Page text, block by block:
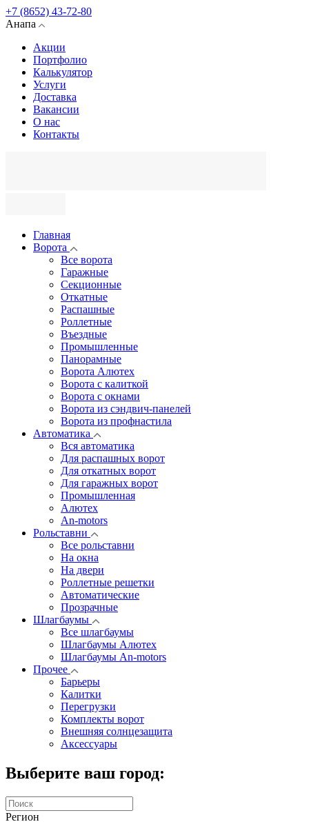
+7 (8652) 43-72-80
Анапа
Акции
Портфолио
Калькулятор
Услуги
Доставка
Вакансии
О нас
Контакты
Главная
Ворота
Все ворота
Гаражные
Секционные
Откатные
Распашные
Роллетные
Въездные
Промышленные
Панорамные
Ворота Алютех
Ворота с калиткой
Ворота c окнами
Ворота из сэндвич-панелей
Ворота из профнастила
Автоматика
Вся автоматика
Для распашных ворот
Для откатных ворот
Для гаражных ворот
Промышленная
Алютех
An-motors
Рольставни
Все рольставни
На окна
На двери
Роллетные решетки
Автоматические
Прозрачные
Шлагбаумы
Все шлагбаумы
Шлагбаумы Алютех
Шлагбаумы An-motors
Прочее
Барьеры
Калитки
Перегрузки
Комплекты ворот
Внешняя солнцезащита
Аксессуары
Выберите ваш город:
Регион